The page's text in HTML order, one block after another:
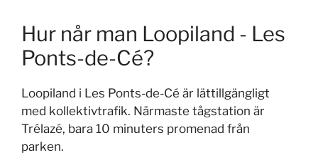
Hur når man Loopiland - Les
Ponts-de-Cé?
Loopiland i Les Ponts-de-Cé är lättillgängligt
med kollektivtrafik. Närmaste tågstation är
Trélazé, bara 10 minuters promenad från
parken.